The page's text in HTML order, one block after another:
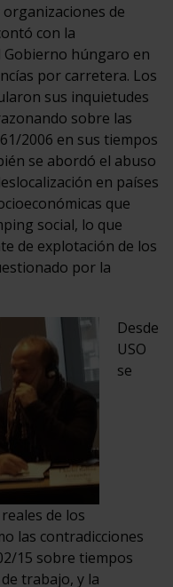
de
con la
Gobierno húngaro en
por carretera. Los
sus inquietudes
sobre las
2006 en sus tiempos
se abordó el abuso
en países
que
social, lo que
de explotación de los
por la
Desde
USO
se
de los
las contradicciones
15 sobre tiempos
trabajo, y la